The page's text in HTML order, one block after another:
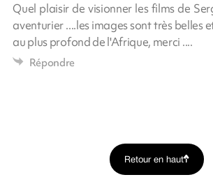
Quel plaisir de visionner les films de
aventurier ....les images sont très belles
au plus profond de l'Afrique, merci ....
Répondre
Retour en haut